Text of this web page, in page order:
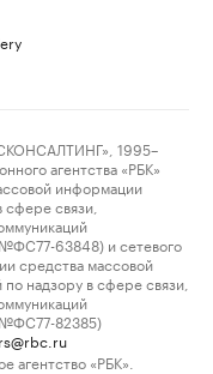
1995–
агентства «РБК»
информации
связи,
63848) и сетевого
средства массовой
надзору в сфере связи,
№ФС77-82385)
агентство «РБК».